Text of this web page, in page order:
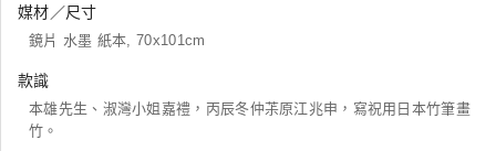
媒材／尺寸
鏡片 水墨 紙本, 70x101cm
款識
本雄先生、淑灣小姐嘉禮，丙辰冬仲茮原江兆申，寫祝用日本竹筆畫
竹。